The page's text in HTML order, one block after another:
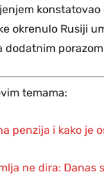
okrenulo Rusiji
dodatnim
temama:
penzija i kako je
ne dira: Danas